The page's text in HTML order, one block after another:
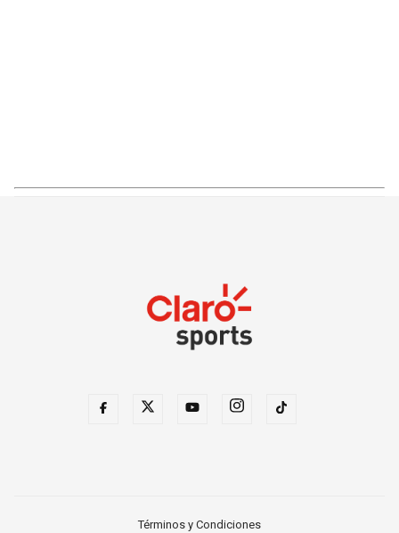
Términos y Condiciones